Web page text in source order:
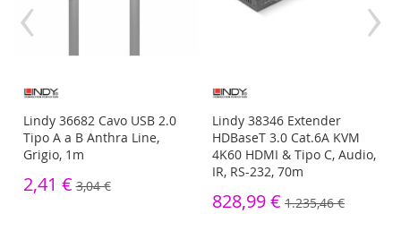
Lindy 36682 Cavo USB 2.0
Tipo A a B Anthra Line,
Grigio, 1m
2,41 € 3,04 €
Lindy 38346 Extender
HDBaseT 3.0 Cat.6A KVM
4K60 HDMI & Tipo C, Audio,
IR, RS-232, 70m
828,99 € 1.235,46 €